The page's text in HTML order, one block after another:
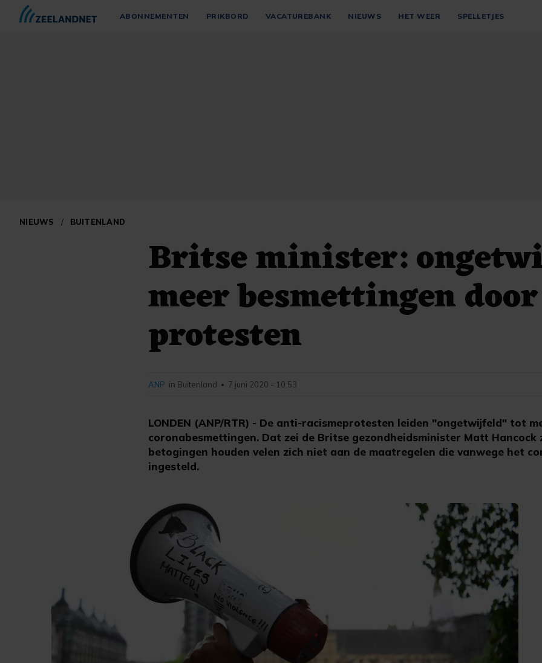
ABONNEMENTEN PRIKBORD VACATUREBANK NIEUWS HET WEER SPELLETJES
NIEUWS / BUITENLAND
Britse minister:
meer besmettingen door
protesten
LONDEN (ANP/RTR) - De anti-racismeprotesten leiden "ongetwijfeld" tot
coronabesmettingen. Dat zei de Britse gezondheidsminister Matt Hancock
betogingen houden velen zich niet aan de maatregelen die vanwege het
ingesteld.
ANP in Buitenland • 7 juni 2020 - 10:53